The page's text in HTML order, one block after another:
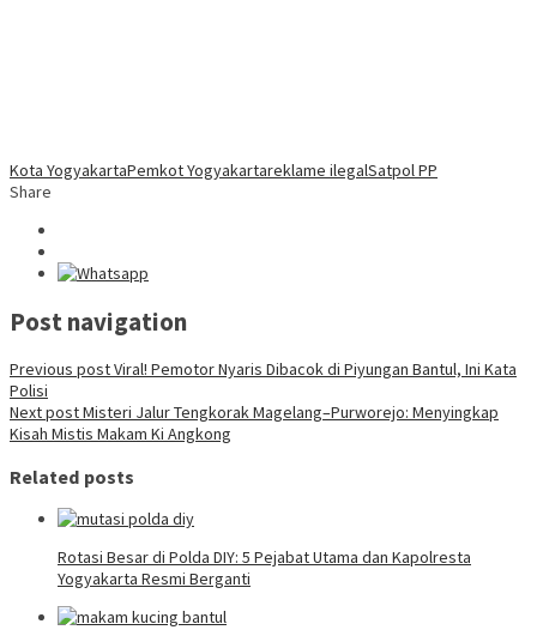
Kota YogyakartaPemkot Yogyakartareklame ilegalSatpol PP
Share
Post navigation
Previous postViral! Pemotor Nyaris Dibacok di Piyungan Bantul, Ini Kata
Polisi
Next postMisteri Jalur Tengkorak Magelang–Purworejo: Menyingkap
Kisah Mistis Makam Ki Angkong
Related posts
Rotasi Besar di Polda DIY: 5 Pejabat Utama dan Kapolresta
Yogyakarta Resmi Berganti